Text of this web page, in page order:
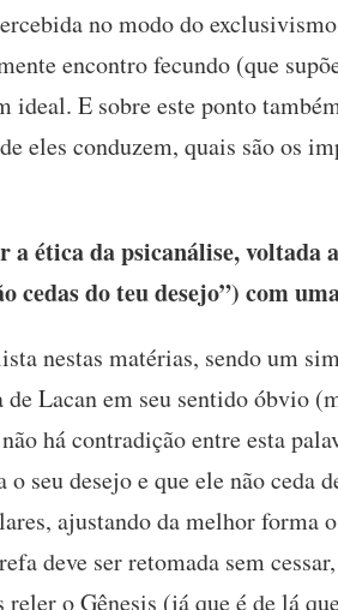
no modo do
encontro fecundo (que
ideal. E sobre este ponto
eles conduzem, quais são os
ética da psicanálise,
cedas do teu desejo”) com
nestas matérias, sendo um
Lacan em seu sentido óbvio
há contradição entre esta
seu desejo e que ele não ceda
ajustando da melhor forma
deve ser retomada sem
o Gênesis (já que é de lá